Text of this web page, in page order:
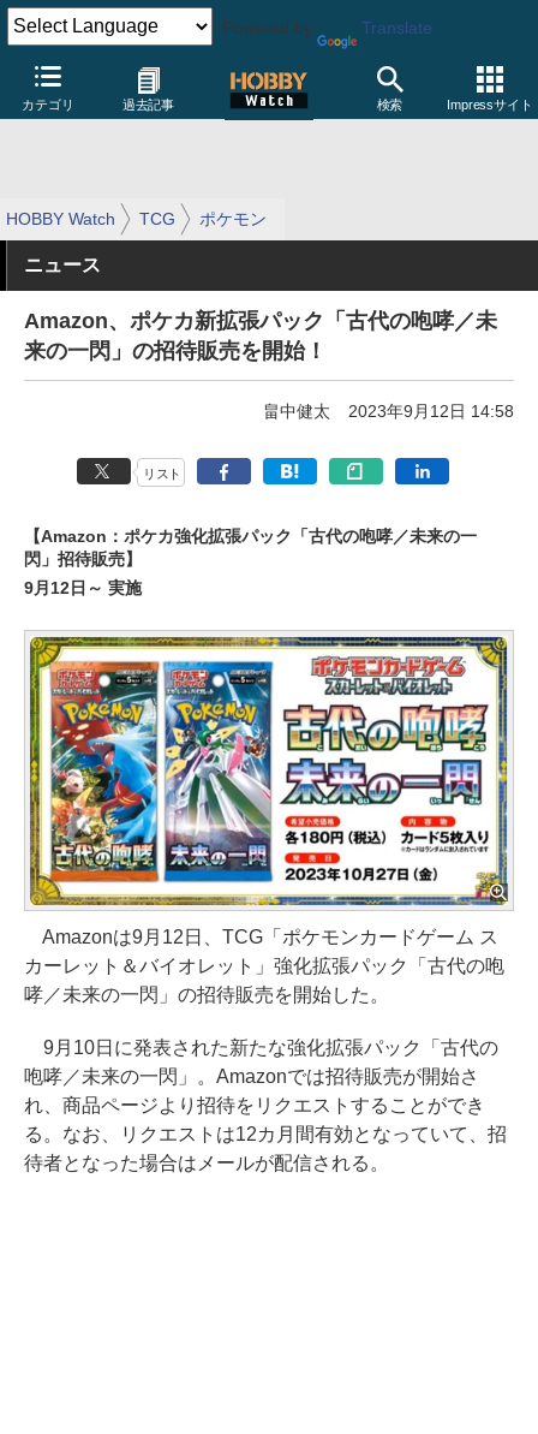
Powered by Translate
カテゴリ 過去記事 検索 Impressサイト
HOBBY Watch TCG ポケモン
ニュース
Amazon、ポケカ新拡張パック「古代の咆哮／未
来の一閃」の招待販売を開始！
畠中健太 2023年9月12日 14:58
リスト
【Amazon：ポケカ強化拡張パック「古代の咆哮／未来の一
閃」招待販売】
9月12日～ 実施
Amazonは9月12日、TCG「ポケモンカードゲーム ス
カーレット＆バイオレット」強化拡張パック「古代の咆
哮／未来の一閃」の招待販売を開始した。
9月10日に発表された新たな強化拡張パック「古代の
咆哮／未来の一閃」。Amazonでは招待販売が開始さ
れ、商品ページより招待をリクエストすることができ
る。なお、リクエストは12カ月間有効となっていて、招
待者となった場合はメールが配信される。